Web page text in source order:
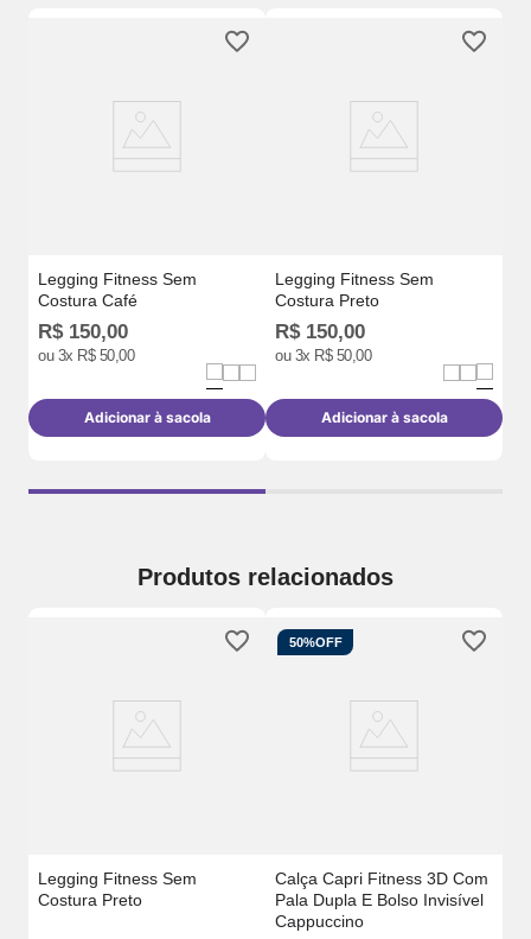
Legging Fitness Sem
Costura Café
R$ 150,00
ou 3x R$ 50,00
Adicionar à sacola
Legging Fitness Sem
Costura Preto
R$ 150,00
ou 3x R$ 50,00
Adicionar à sacola
Produtos relacionados
Legging Fitness Sem
Costura Preto
50%OFF
Calça Capri Fitness 3D Com
Pala Dupla E Bolso Invisível
Cappuccino